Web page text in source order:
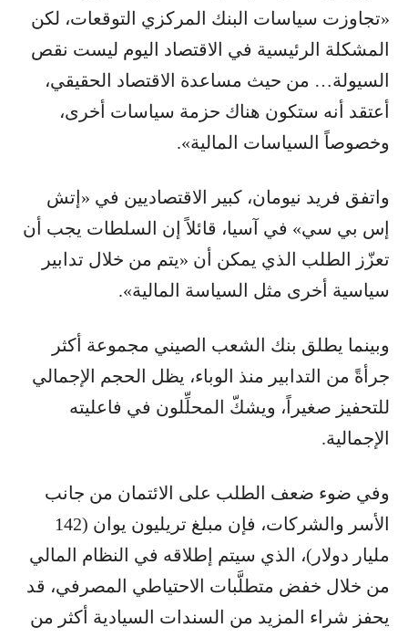
«تجاوزت سياسات البنك المركزي التوقعات، لكن
المشكلة الرئيسية في الاقتصاد اليوم ليست نقص
السيولة… من حيث مساعدة الاقتصاد الحقيقي،
أعتقد أنه ستكون هناك حزمة سياسات أخرى،
وخصوصاً السياسات المالية».
واتفق فريد نيومان، كبير الاقتصاديين في «إتش
إس بي سي» في آسيا، قائلاً إن السلطات يجب أن
تعزّز الطلب الذي يمكن أن «يتم من خلال تدابير
سياسية أخرى مثل السياسة المالية».
وبينما يطلق بنك الشعب الصيني مجموعة أكثر
جرأةً من التدابير منذ الوباء، يظل الحجم الإجمالي
للتحفيز صغيراً، ويشكّ المحلِّلون في فاعليته
الإجمالية.
وفي ضوء ضعف الطلب على الائتمان من جانب
الأسر والشركات، فإن مبلغ تريليون يوان (142
مليار دولار)، الذي سيتم إطلاقه في النظام المالي
من خلال خفض متطلَّبات الاحتياطي المصرفي، قد
يحفز شراء المزيد من السندات السيادية أكثر من